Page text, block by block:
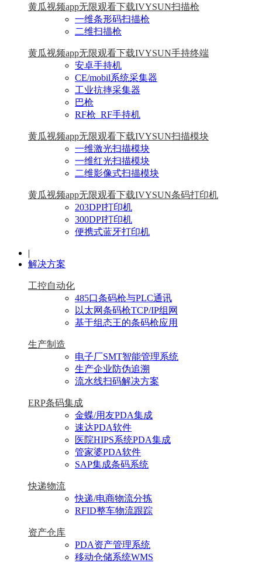
黄瓜视频app无限观看下载IVYSUN扫描枪
一维条形码扫描枪
二维扫描枪
黄瓜视频app无限观看下载IVYSUN手持终端
安卓手持机
CE/mobil系统采集器
工业抗摔采集器
巴枪
RF枪_RF手持机
黄瓜视频app无限观看下载IVYSUN扫描模块
一维激光扫描模块
一维红光扫描模块
二维影像式扫描模块
黄瓜视频app无限观看下载IVYSUN条码打印机
203DPI打印机
300DPI打印机
便携式蓝牙打印机
|
解决方案
工控自动化
485口条码枪与PLC通讯
以太网条码枪TCP/IP组网
基于组态王的条码枪应用
生产制造
电子厂SMT智能管理系统
生产企业防伪追溯
流水线扫码解决方案
ERP条码集成
金蝶/用友PDA集成
速达PDA软件
医院HIPS系统PDA集成
管家婆PDA软件
SAP集成条码系统
快递物流
快递/电商物流分拣
RFID整车物流跟踪
资产仓库
PDA资产管理系统
移动仓储系统WMS